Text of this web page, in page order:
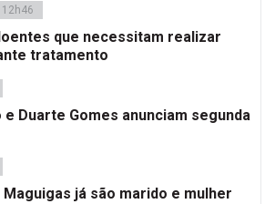
12h46
que necessitam realizar
tratamento
e Duarte Gomes anunciam segunda
Maguigas já são marido e mulher